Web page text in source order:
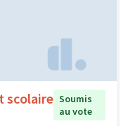
scolaire Soumis
au vote